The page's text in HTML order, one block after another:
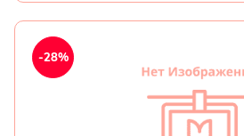
-28%